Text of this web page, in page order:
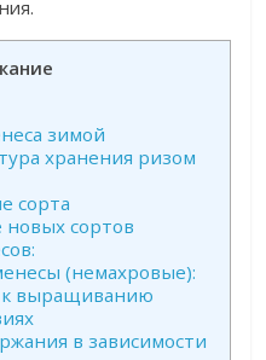
зимой
хранения ризом
сорта
новых сортов
(немахровые):
к выращиванию
в зависимости